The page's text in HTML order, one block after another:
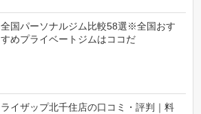
全国パーソナルジム比較58選※全国おす
すめプライベートジムはココだ
ライザップ北千住店の口コミ・評判｜料